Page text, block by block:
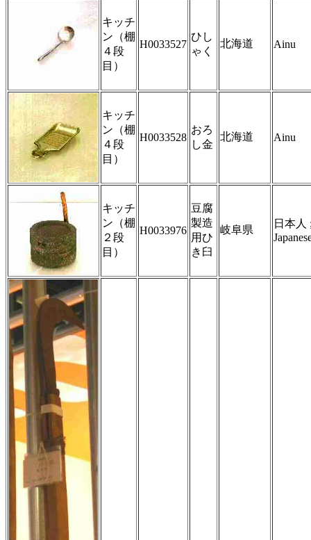
キッチ
ン（棚
４段
目）
H0033527
ひし
ゃく
北海道 Ainu
キッチ
ン（棚
４段
目）
H0033528
おろ
し金
北海道 Ainu
キッチ
ン（棚
２段
目）
H0033976
豆腐
製造
用ひ
き臼
岐阜県
日本人